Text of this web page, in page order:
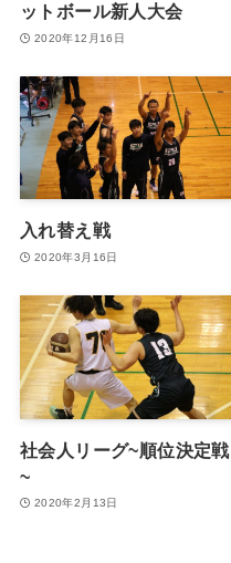
ットボール新人大会
2020年12月16日
入れ替え戦
2020年3月16日
社会人リーグ~順位決定戦
~
2020年2月13日